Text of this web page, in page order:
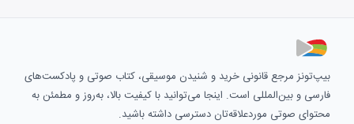
بیپ‌تونز مرجع قانونی خرید و شنیدن موسیقی، کتاب صوتی و پادکست‌های
فارسی و بین‌المللی است. اینجا می‌توانید با کیفیت بالا، به‌روز و مطمئن به
محتوای صوتی موردعلاقه‌تان دسترسی داشته باشید.